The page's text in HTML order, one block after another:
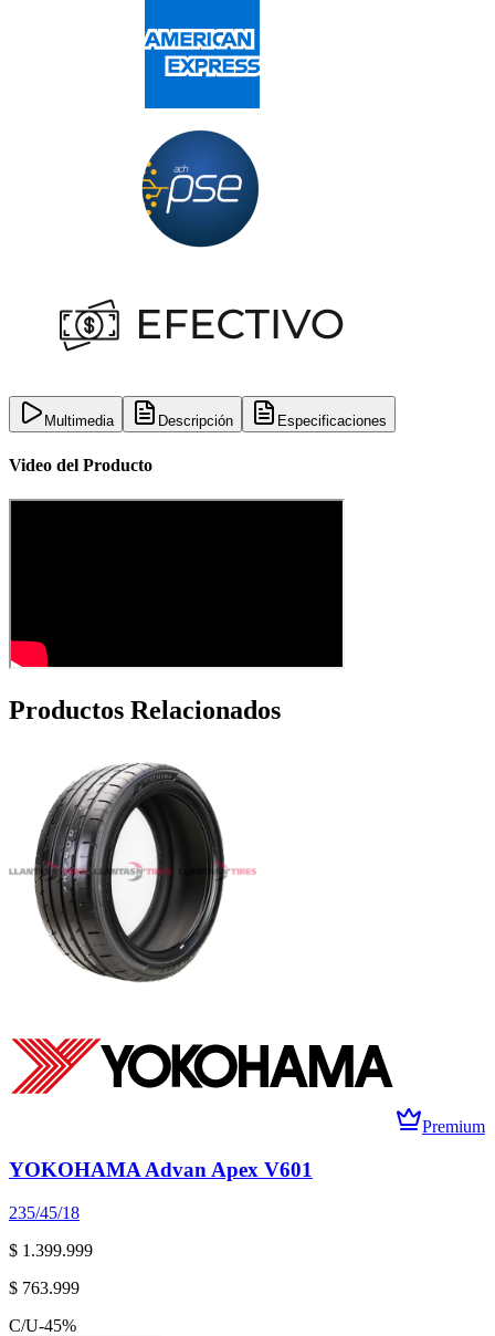
Multimedia Descripción Especificaciones
Video del Producto
Productos Relacionados
Premium
YOKOHAMA Advan Apex V601
235/45/18
$ 1.399.999
$ 763.999
C/U-45%